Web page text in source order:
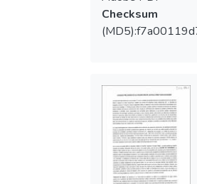
Checksum